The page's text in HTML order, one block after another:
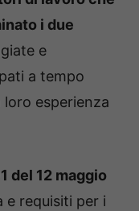
i due
e
a tempo
esperienza
del 12 maggio
e requisiti per i